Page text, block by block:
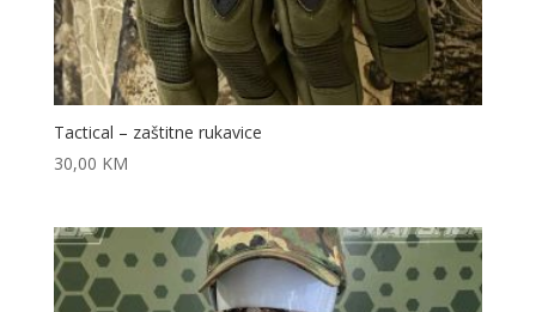
Tactical – zaštitne rukavice
30,00 KM